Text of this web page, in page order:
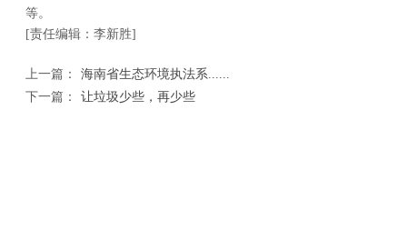
等。
[责任编辑：李新胜]
上一篇：
海南省生态环境执法系......
下一篇：
让垃圾少些，再少些